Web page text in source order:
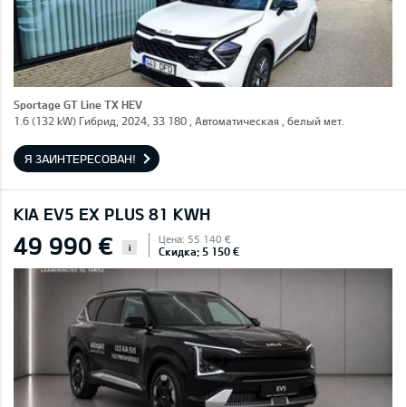
Sportage GT Line TX HEV
1.6 (132 kW) Гибрид, 2024, 33 180 , Автоматическая , белый мет.
Я ЗАИНТЕРЕСОВАН!
KIA EV5 EX PLUS 81 KWH
49 990 € i
Цена: 55 140 €
Скидка: 5 150 €